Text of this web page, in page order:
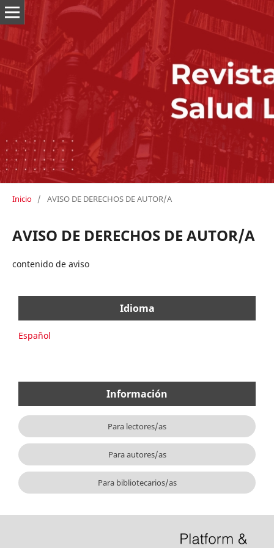
Inicio / AVISO DE DERECHOS DE AUTOR/A
AVISO DE DERECHOS DE AUTOR/A
contenido de aviso
Idioma
Español
Información
Para lectores/as
Para autores/as
Para bibliotecarios/as